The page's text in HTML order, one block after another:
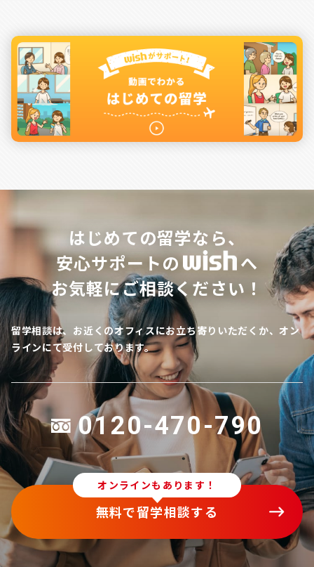
はじめての留学なら、
安心サポートの
へ
お気軽にご相談ください！
留学相談は、お近くのオフィスにお立ち寄りいただくか、オン
ラインにて受付しております。
0120-470-790
オンラインもあります！
無料で留学相談する